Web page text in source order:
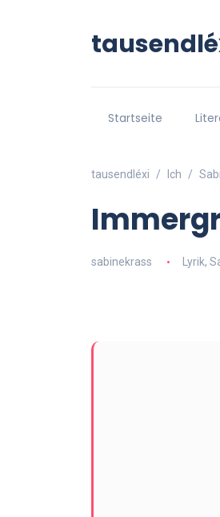
Startseite
tausendléxi Ich
sabinekrass Lyrik,